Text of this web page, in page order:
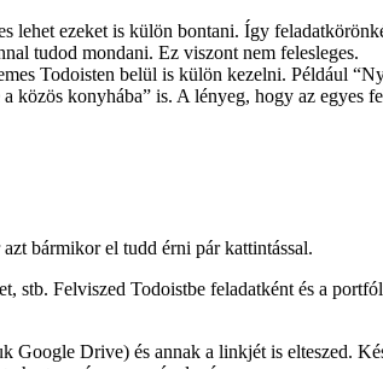
ezeket is külön bontani. Így
tudod mondani. Ez viszont nem felesleges.
Todoisten belül is külön kezelni. Például
közös konyhába” is. A lényeg, hogy az
bármikor el tudd érni pár kattintással.
stb. Felviszed Todoistbe feladatként és a
Google Drive) és annak a linkjét is elteszed.